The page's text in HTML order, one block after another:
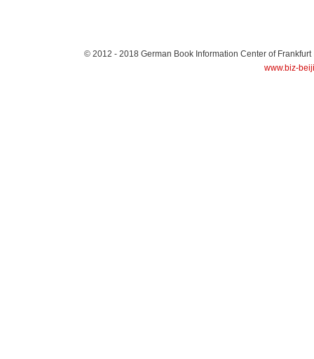
© 2012 - 2018 German Book Information Center of Frankfurt
www.biz-